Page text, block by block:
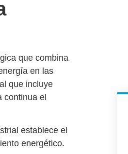
que combina
en las
que incluye
continua el
establece el
energético.